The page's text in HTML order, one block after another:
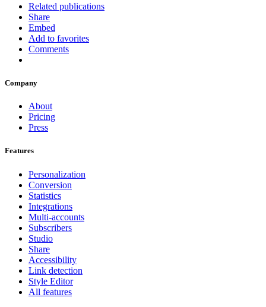
Related publications
Share
Embed
Add to favorites
Comments
Company
About
Pricing
Press
Features
Personalization
Conversion
Statistics
Integrations
Multi-accounts
Subscribers
Studio
Share
Accessibility
Link detection
Style Editor
All features